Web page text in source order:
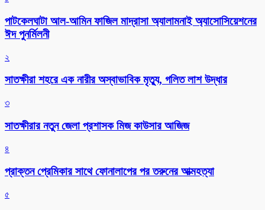
পাটকেলঘাটা আল-আমিন ফাজিল মাদ্রাসা অ্যালামনাই অ্যাসোসিয়েশনের
ঈদ পুনর্মিলনী
২
সাতক্ষীরা শহরে এক নারীর অস্বাভাবিক মৃত্যু, গলিত লাশ উদ্ধার
৩
সাতক্ষীরার নতুন জেলা প্রশাসক মিজ কাউসার আজিজ
৪
প্রাক্তন প্রেমিকার সাথে ফোনালাপের পর তরুনের আত্মহত্যা
৫